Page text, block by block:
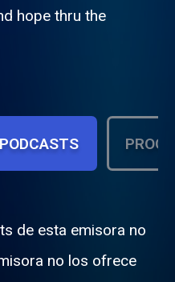
hope thru the
PODCASTS
de esta emisora no
no los ofrece